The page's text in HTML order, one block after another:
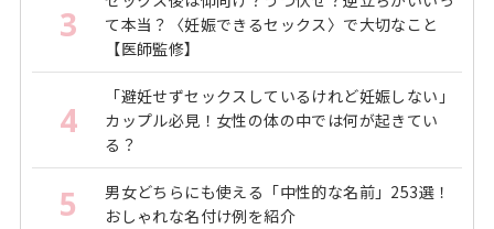
3
て本当？〈妊娠できるセックス〉で大切なこと
【医師監修】
4
「避妊せずセックスしているけれど妊娠しない」
カップル必見！女性の体の中では何が起きてい
る？
5
男女どちらにも使える「中性的な名前」253選！
おしゃれな名付け例を紹介